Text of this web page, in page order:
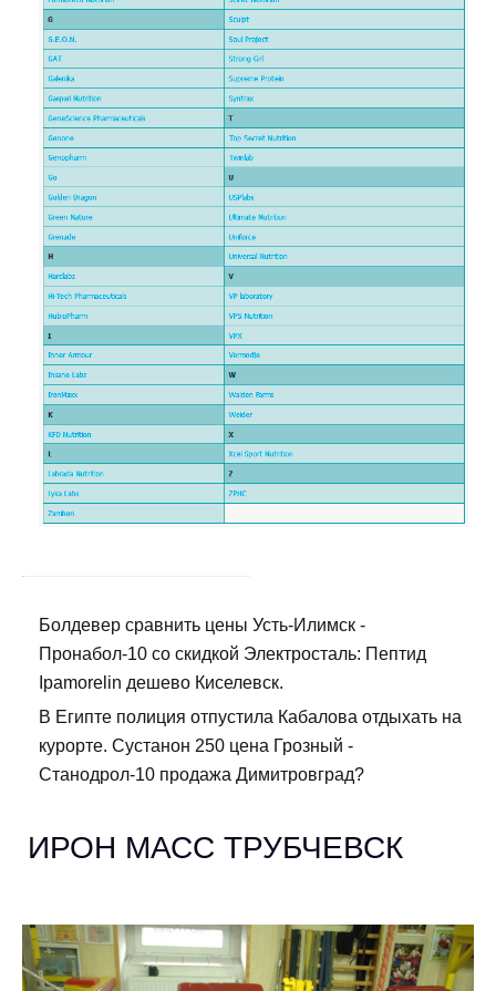
Болдевер сравнить цены Усть-Илимск -
Пронабол-10 со скидкой Электросталь: Пептид
Ipamorelin дешево Киселевск.
В Египте полиция отпустила Кабалова отдыхать на
курорте. Сустанон 250 цена Грозный -
Станодрол-10 продажа Димитровград?
ИРОН МАСС ТРУБЧЕВСК